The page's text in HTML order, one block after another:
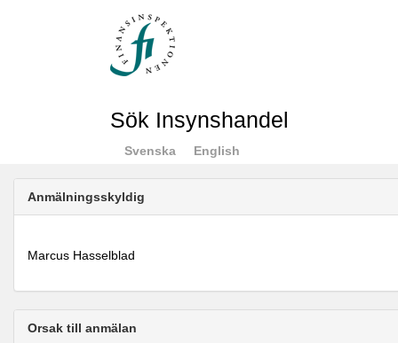
Sök Insynshandel
Svenska English
Anmälningsskyldig
Marcus Hasselblad
Orsak till anmälan